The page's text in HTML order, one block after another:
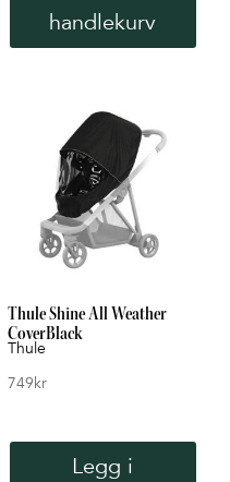
handlekurv
Thule Shine All Weather
CoverBlack
Thule
749kr
Legg i